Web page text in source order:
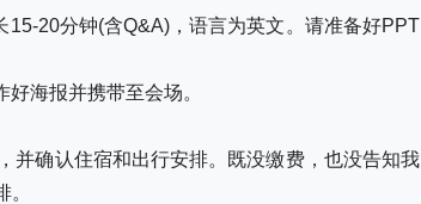
20分钟(含Q&A)，语言为英文。请准备好PPT
海报并携带至会场。
并确认住宿和出行安排。既没缴费，也没告知我